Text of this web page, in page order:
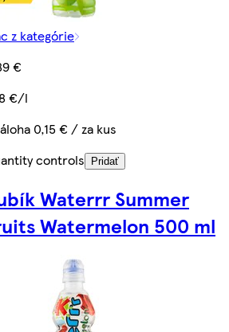
z kategórie
€
€/l
0,15 € / za kus
controls
Pridať
Waterrr Summer
Watermelon 500 ml